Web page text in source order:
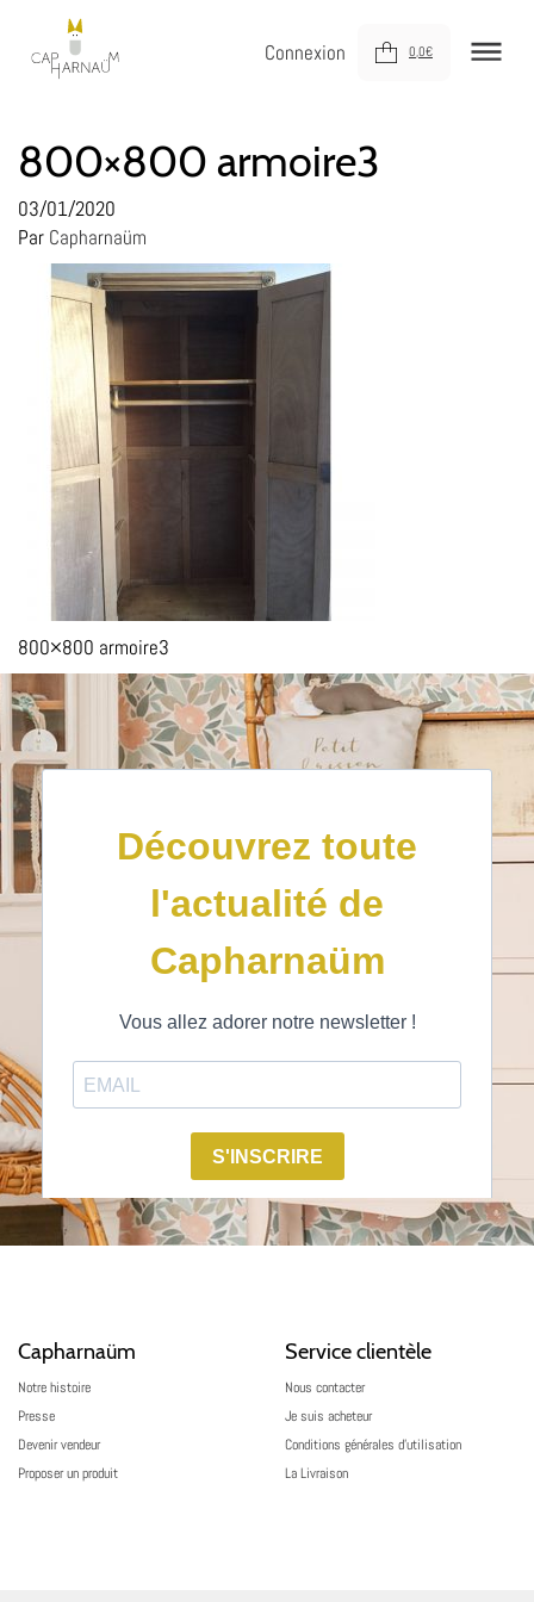
Connexion 0,0€
NOUVEAUTÉS
DÉCORER
JOUER
DERNIÈRE CHANCE !
À VOTRE SERVICE
À PROPOS
800×800 armoire3
03/01/2020
Par Capharnaüm
800×800 armoire3
Capharnaüm
Notre histoire
Presse
Devenir vendeur
Proposer un produit
Service clientèle
Nous contacter
Je suis acheteur
Conditions générales d’utilisation
La Livraison